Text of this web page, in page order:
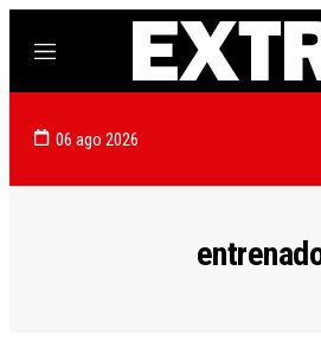
Menú
06 ago 2026